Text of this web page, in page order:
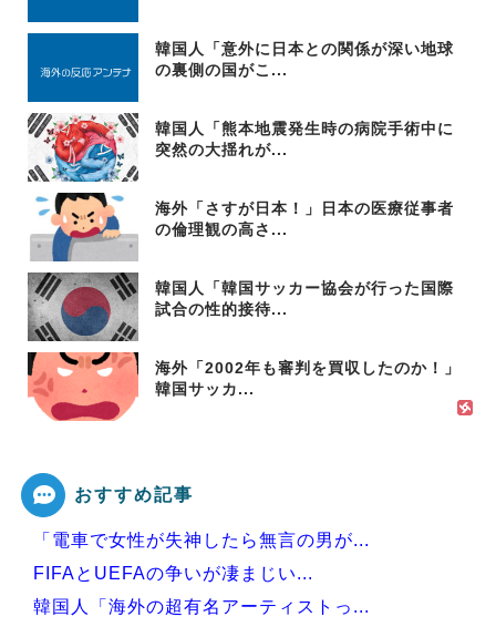
韓国人「意外に日本との関係が深い地球
の裏側の国がこ...
韓国人「熊本地震発生時の病院手術中に
突然の大揺れが...
海外「さすが日本！」日本の医療従事者
の倫理観の高さ...
韓国人「韓国サッカー協会が行った国際
試合の性的接待...
海外「2002年も審判を買収したのか！」
韓国サッカ...
おすすめ記事
「電車で女性が失神したら無言の男が...
FIFAとUEFAの争いが凄まじい...
韓国人「海外の超有名アーティストっ...